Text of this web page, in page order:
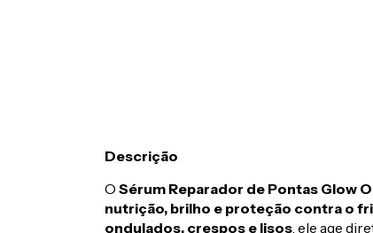
Descrição
O Sérum Reparador de Pontas Glow
nutrição, brilho e proteção contra o
ondulados, crespos e lisos, ele age